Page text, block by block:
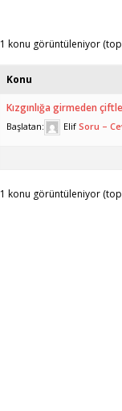
1 konu görüntüleniyor
Konu
Kızgınlığa girmeden
Başlatan: Elif Soru –
1 konu görüntüleniyor